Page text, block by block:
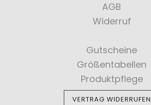
AGB
Widerruf
Gutscheine
Größentabellen
Produktpflege
VERTRAG WIDERRUFEN